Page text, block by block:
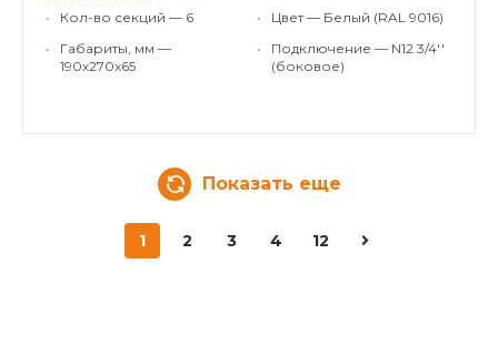
•
Кол-во секций — 6
•
Габариты, мм —
190x270x65
•
Цвет — Белый (RAL 9016)
•
Подключение — N12 3/4''
(боковое)
Показать еще
1 2 3 4 12